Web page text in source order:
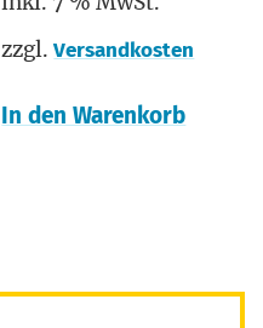
zzgl.Versandkosten
In den Warenkorb